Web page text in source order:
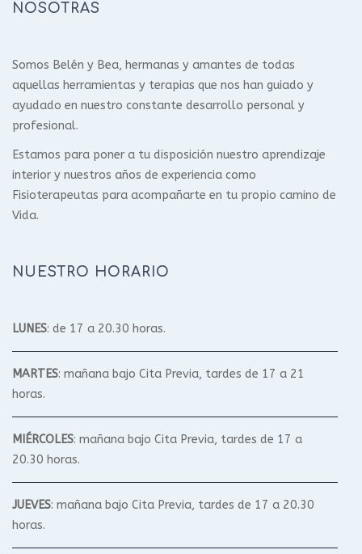
NOSOTRAS
Somos Belén y Bea, hermanas y amantes de todas
aquellas herramientas y terapias que nos han guiado y
ayudado en nuestro constante desarrollo personal y
profesional.
Estamos para poner a tu disposición nuestro aprendizaje
interior y nuestros años de experiencia como
Fisioterapeutas para acompañarte en tu propio camino de
Vida.
NUESTRO HORARIO
LUNES: de 17 a 20.30 horas.
MARTES: mañana bajo Cita Previa, tardes de 17 a 21
horas.
MIÉRCOLES: mañana bajo Cita Previa, tardes de 17 a
20.30 horas.
JUEVES: mañana bajo Cita Previa, tardes de 17 a 20.30
horas.